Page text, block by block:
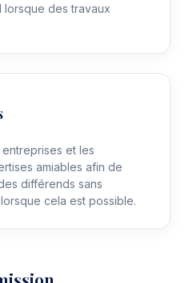
des travaux
et les
amiables afin de
différends sans
cela est possible.